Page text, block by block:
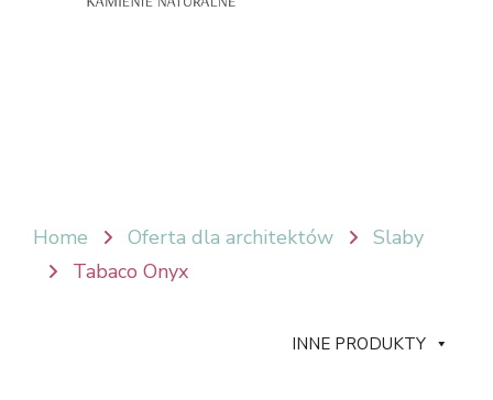
Home Oferta dla architektów
Slaby
Tabaco Onyx
INNE PRODUKTY